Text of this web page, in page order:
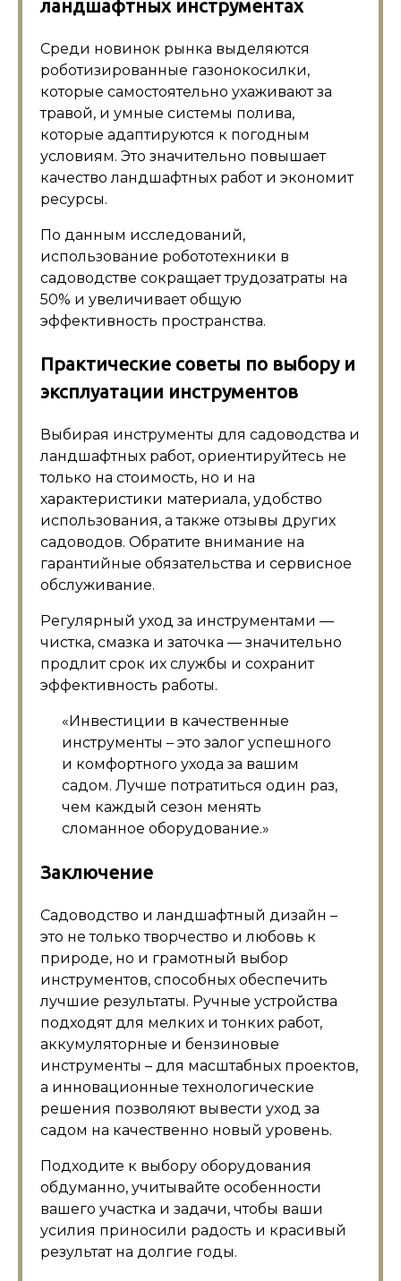
ландшафтных инструментах
Среди новинок рынка выделяются
роботизированные газонокосилки,
которые самостоятельно ухаживают за
травой, и умные системы полива,
которые адаптируются к погодным
условиям. Это значительно повышает
качество ландшафтных работ и экономит
ресурсы.
По данным исследований,
использование робототехники в
садоводстве сокращает трудозатраты на
50% и увеличивает общую
эффективность пространства.
Практические советы по выбору и
эксплуатации инструментов
Выбирая инструменты для садоводства и
ландшафтных работ, ориентируйтесь не
только на стоимость, но и на
характеристики материала, удобство
использования, а также отзывы других
садоводов. Обратите внимание на
гарантийные обязательства и сервисное
обслуживание.
Регулярный уход за инструментами —
чистка, смазка и заточка — значительно
продлит срок их службы и сохранит
эффективность работы.
«Инвестиции в качественные
инструменты – это залог успешного
и комфортного ухода за вашим
садом. Лучше потратиться один раз,
чем каждый сезон менять
сломанное оборудование.»
Заключение
Садоводство и ландшафтный дизайн –
это не только творчество и любовь к
природе, но и грамотный выбор
инструментов, способных обеспечить
лучшие результаты. Ручные устройства
подходят для мелких и тонких работ,
аккумуляторные и бензиновые
инструменты – для масштабных проектов,
а инновационные технологические
решения позволяют вывести уход за
садом на качественно новый уровень.
Подходите к выбору оборудования
обдуманно, учитывайте особенности
вашего участка и задачи, чтобы ваши
усилия приносили радость и красивый
результат на долгие годы.